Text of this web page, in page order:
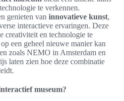
te verkennen.
genieten van innovatieve kunst,
interactieve ervaringen. Deze
creativiteit en technologie te
een geheel nieuwe manier kan
zoals NEMO in Amsterdam en
laten zien hoe deze combinatie
museum?